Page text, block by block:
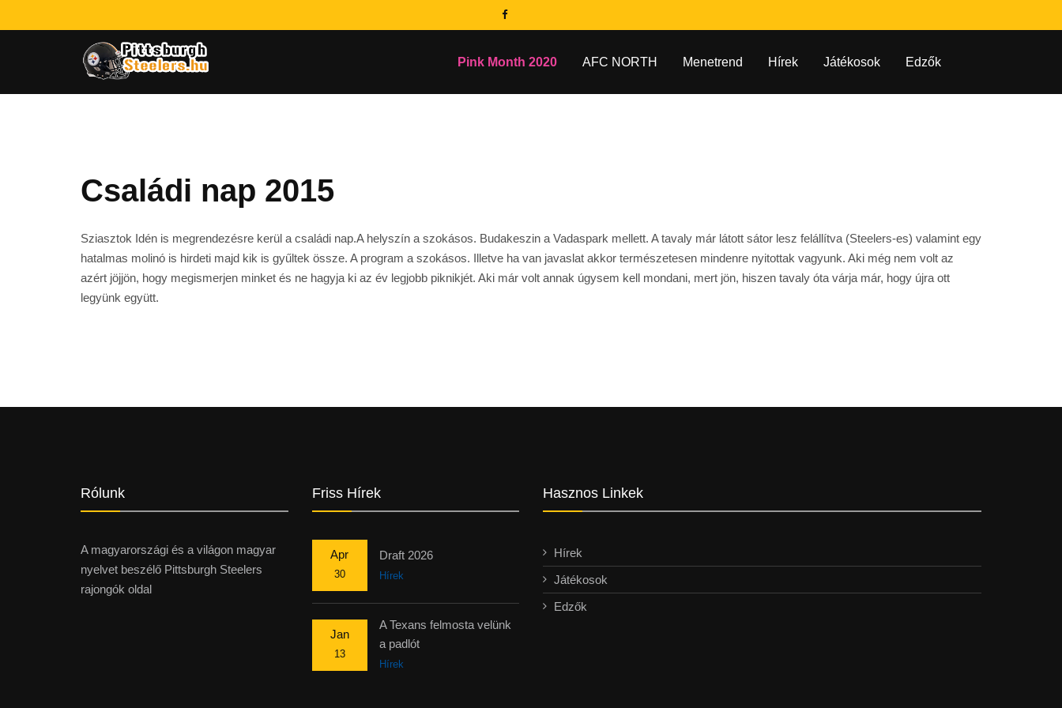
Pink Month 2020 AFC NORTH Menetrend Hírek Játékosok Edzők
Családi nap 2015
Sziasztok Idén is megrendezésre kerül a családi nap.A helyszín a szokásos. Budakeszin a Vadaspark mellett. A tavaly már látott sátor lesz felállítva (Steelers-es) valamint egy
hatalmas molinó is hirdeti majd kik is gyűltek össze. A program a szokásos. Illetve ha van javaslat akkor természetesen mindenre nyitottak vagyunk. Aki még nem volt az
azért jöjjön, hogy megismerjen minket és ne hagyja ki az év legjobb piknikjét. Aki már volt annak úgysem kell mondani, mert jön, hiszen tavaly óta várja már, hogy újra ott
legyünk együtt.
Rólunk
A magyarországi és a világon magyar
nyelvet beszélő Pittsburgh Steelers
rajongók oldal
Friss Hírek
Apr
30
Draft 2026
Hírek
Jan
13
A Texans felmosta velünk
a padlót
Hírek
Hasznos Linkek
Hírek
Játékosok
Edzők